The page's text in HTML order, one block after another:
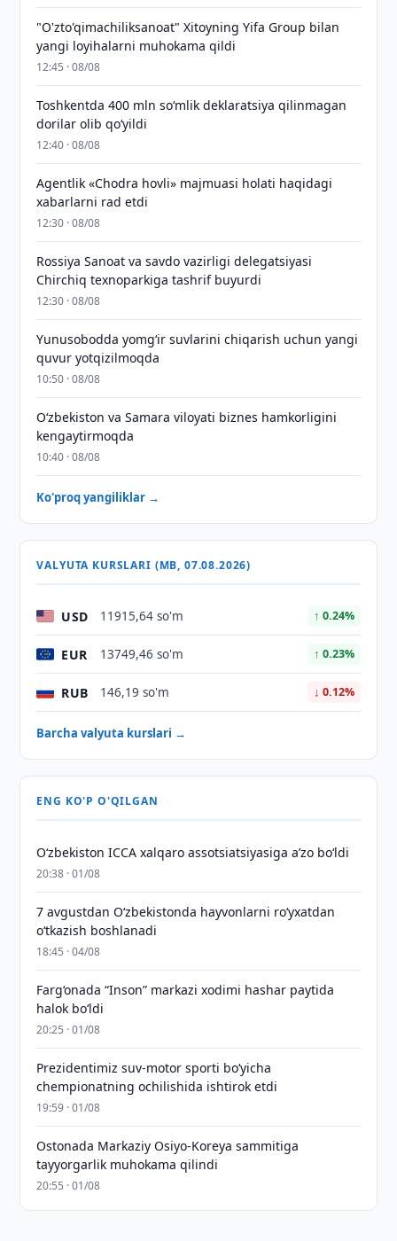
"O'zto'qimachiliksanoat" Xitoyning Yifa Group bilan
yangi loyihalarni muhokama qildi
12:45 · 08/08
Toshkentda 400 mln so‘mlik deklaratsiya qilinmagan
dorilar olib qo‘yildi
12:40 · 08/08
Agentlik «Chodra hovli» majmuasi holati haqidagi
xabarlarni rad etdi
12:30 · 08/08
Rossiya Sanoat va savdo vazirligi delegatsiyasi
Chirchiq texnoparkiga tashrif buyurdi
12:30 · 08/08
Yunusobodda yomg‘ir suvlarini chiqarish uchun yangi
quvur yotqizilmoqda
10:50 · 08/08
Oʻzbekiston va Samara viloyati biznes hamkorligini
kengaytirmoqda
10:40 · 08/08
Ko'proq yangiliklar →
VALYUTA KURSLARI (MB, 07.08.2026)
USD 11915,64 so'm ↑ 0.24%
EUR 13749,46 so'm ↑ 0.23%
RUB 146,19 so'm ↓ 0.12%
Barcha valyuta kurslari →
ENG KO'P O'QILGAN
O‘zbekiston ICCA xalqaro assotsiatsiyasiga aʼzo bo‘ldi
20:38 · 01/08
7 avgustdan O‘zbekistonda hayvonlarni ro‘yxatdan
o‘tkazish boshlanadi
18:45 · 04/08
Farg‘onada “Inson” markazi xodimi hashar paytida
halok bo‘ldi
20:25 · 01/08
Prezidentimiz suv-motor sporti bo‘yicha
chempionatning ochilishida ishtirok etdi
19:59 · 01/08
Ostonada Markaziy Osiyo-Koreya sammitiga
tayyorgarlik muhokama qilindi
20:55 · 01/08